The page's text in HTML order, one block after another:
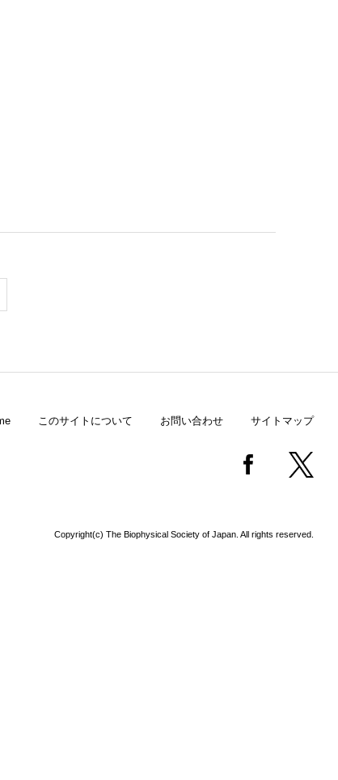
このサイトについて お問い合わせ サイトマップ
Copyright(c) The Biophysical Society of Japan. All rights reserved.